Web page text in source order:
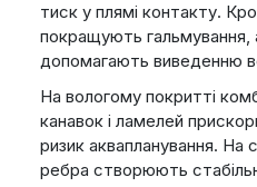
тиск у плямі контакту.
покращують гальмування,
допомагають виведенню
На вологому покритті
канавок і ламелей
ризик аквапланування. На
ребра створюють